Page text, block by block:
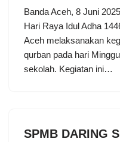
Banda Aceh, 8 Juni
Hari Raya Idul Adha
Aceh melaksanakan
qurban pada hari
sekolah. Kegiatan ini…
SPMB DARING